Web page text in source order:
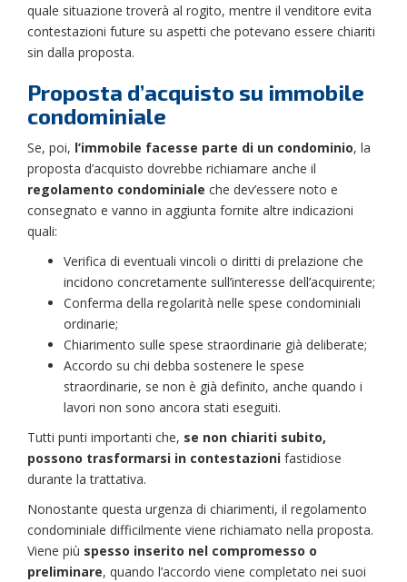
quale situazione troverà al rogito, mentre il venditore evita
contestazioni future su aspetti che potevano essere chiariti
sin dalla proposta.
Proposta d’acquisto su immobile
condominiale
Se, poi, l’immobile facesse parte di un condominio, la
proposta d’acquisto dovrebbe richiamare anche il
regolamento condominiale che dev’essere noto e
consegnato e vanno in aggiunta fornite altre indicazioni
quali:
Verifica di eventuali vincoli o diritti di prelazione che
incidono concretamente sull’interesse dell’acquirente;
Conferma della regolarità nelle spese condominiali
ordinarie;
Chiarimento sulle spese straordinarie già deliberate;
Accordo su chi debba sostenere le spese
straordinarie, se non è già definito, anche quando i
lavori non sono ancora stati eseguiti.
Tutti punti importanti che, se non chiariti subito,
possono trasformarsi in contestazioni fastidiose
durante la trattativa.
Nonostante questa urgenza di chiarimenti, il regolamento
condominiale difficilmente viene richiamato nella proposta.
Viene più spesso inserito nel compromesso o
preliminare, quando l’accordo viene completato nei suoi